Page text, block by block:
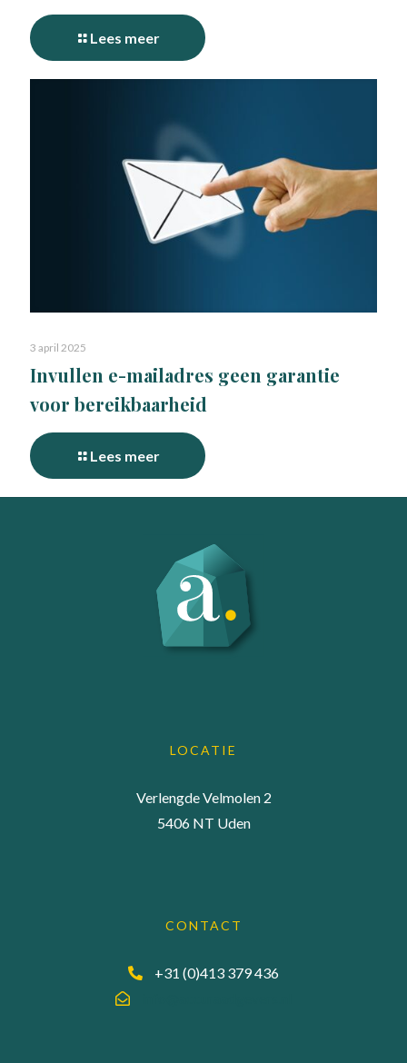
Lees meer
3 april 2025
Invullen e-mailadres geen garantie
voor bereikbaarheid
Lees meer
LOCATIE
Verlengde Velmolen 2
5406 NT Uden
CONTACT
+31 (0)413 379 436